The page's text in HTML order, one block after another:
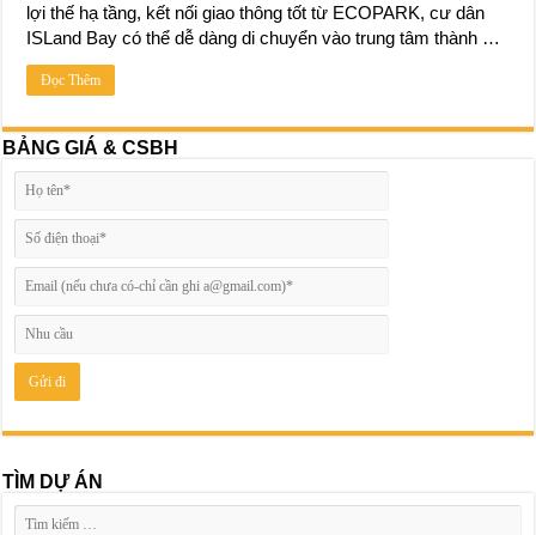
lợi thế hạ tầng, kết nối giao thông tốt từ ECOPARK, cư dân
ISLand Bay có thể dễ dàng di chuyển vào trung tâm thành …
Đọc Thêm
BẢNG GIÁ & CSBH
TÌM DỰ ÁN